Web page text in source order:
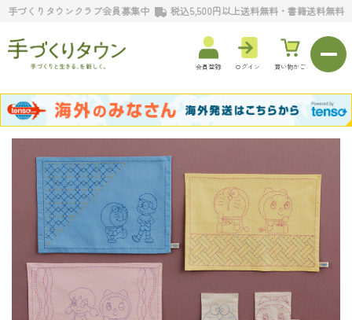
手づくりタウンクラブ会員募集中 税込5,500円以上送料無料・書籍送料無料
会員登録 ログイン 買い物かご